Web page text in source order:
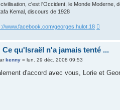
civilisation, c'est l'Occident, le Monde Moderne,
Kemal, discours de 1928
www.facebook.com/georges.hulot.18
Ce qu'Israël n'a jamais tenté ...
kenny» lun. 29 déc. 2008 09:53
d'accord avec vous, Lorie et